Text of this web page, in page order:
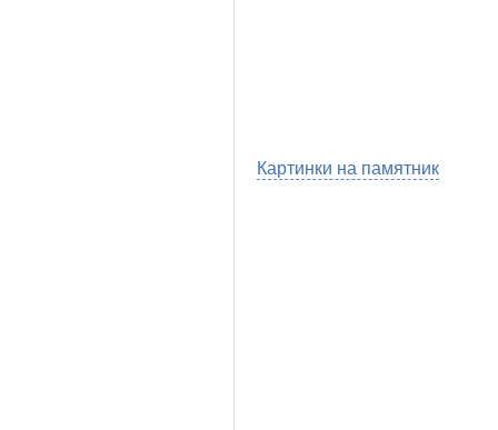
Картинки на памятник